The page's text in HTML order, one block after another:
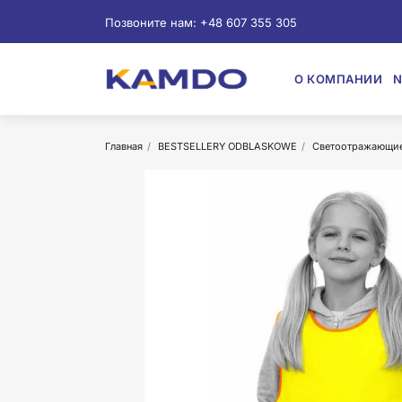
Позвоните нам: +48 607 355 305
О КОМПАНИИ
Главная BESTSELLERY ODBLASKOWE